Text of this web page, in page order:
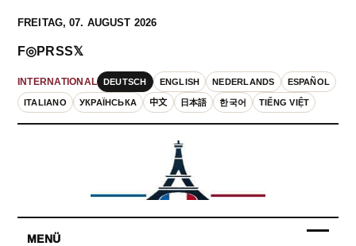
FREITAG, 07. AUGUST 2026
INTERNATIONAL DEUTSCH ENGLISH NEDERLANDS ESPAÑOL
ITALIANO УКРАЇНСЬКА 中文 日本語 한국어 TIẾNG VIỆT
F◎PRSS𝕏
MENÜ